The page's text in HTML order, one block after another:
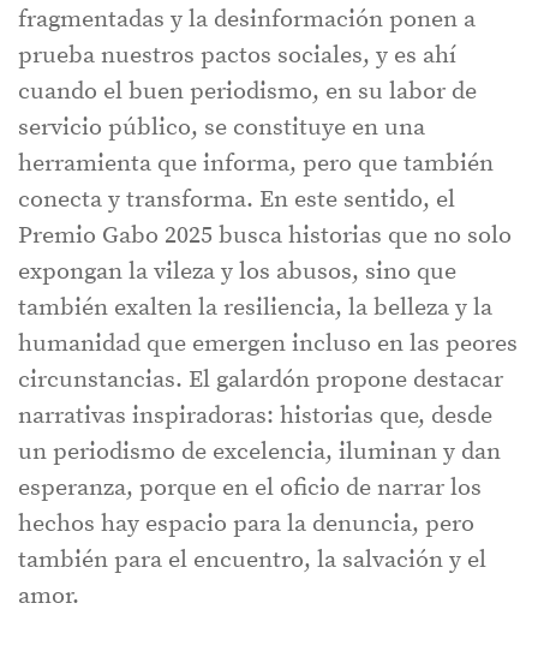
fragmentadas y la desinformación ponen a
prueba nuestros pactos sociales, y es ahí
cuando el buen periodismo, en su labor de
servicio público, se constituye en una
herramienta que informa, pero que también
conecta y transforma. En este sentido, el
Premio Gabo 2025 busca historias que no solo
expongan la vileza y los abusos, sino que
también exalten la resiliencia, la belleza y la
humanidad que emergen incluso en las peores
circunstancias. El galardón propone destacar
narrativas inspiradoras: historias que, desde
un periodismo de excelencia, iluminan y dan
esperanza, porque en el oficio de narrar los
hechos hay espacio para la denuncia, pero
también para el encuentro, la salvación y el
amor.